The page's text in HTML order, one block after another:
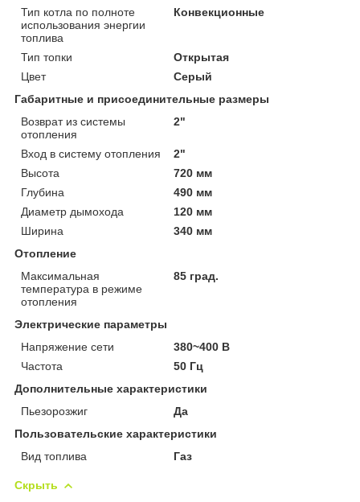
Тип котла по полноте
использования энергии
топлива
Конвекционные
Тип топки
Открытая
Цвет
Серый
Габаритные и присоединительные размеры
Возврат из системы
отопления
2"
Вход в систему отопления
2"
Высота
720 мм
Глубина
490 мм
Диаметр дымохода
120 мм
Ширина
340 мм
Отопление
Максимальная
температура в режиме
отопления
85 град.
Электрические параметры
Напряжение сети
380~400 В
Частота
50 Гц
Дополнительные характеристики
Пьезорозжиг
Да
Пользовательские характеристики
Вид топлива
Газ
Скрыть